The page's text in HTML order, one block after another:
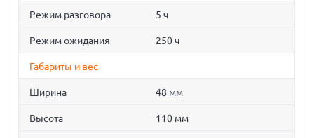
Режим разговора 5 ч
Режим ожидания 250 ч
Габариты и вес
Ширина 48 мм
Высота 110 мм